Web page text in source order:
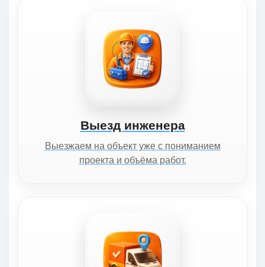
Выезд инженера
Выезжаем на объект уже с пониманием
проекта и объёма работ.